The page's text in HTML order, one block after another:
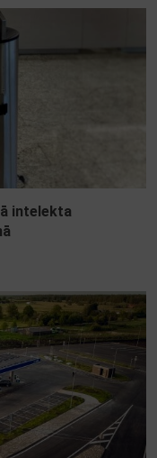
intelekta